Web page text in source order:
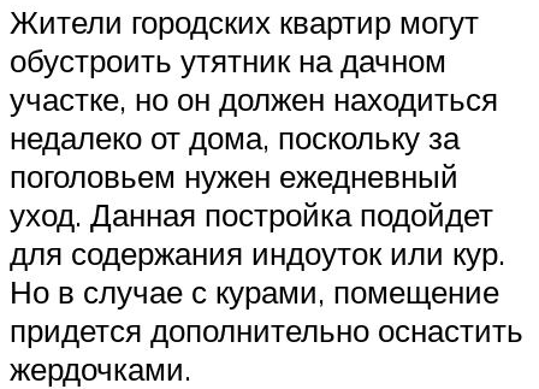
Жители городских квартир могут
обустроить утятник на дачном
участке, но он должен находиться
недалеко от дома, поскольку за
поголовьем нужен ежедневный
уход. Данная постройка подойдет
для содержания индоуток или кур.
Но в случае с курами, помещение
придется дополнительно оснастить
жердочками.